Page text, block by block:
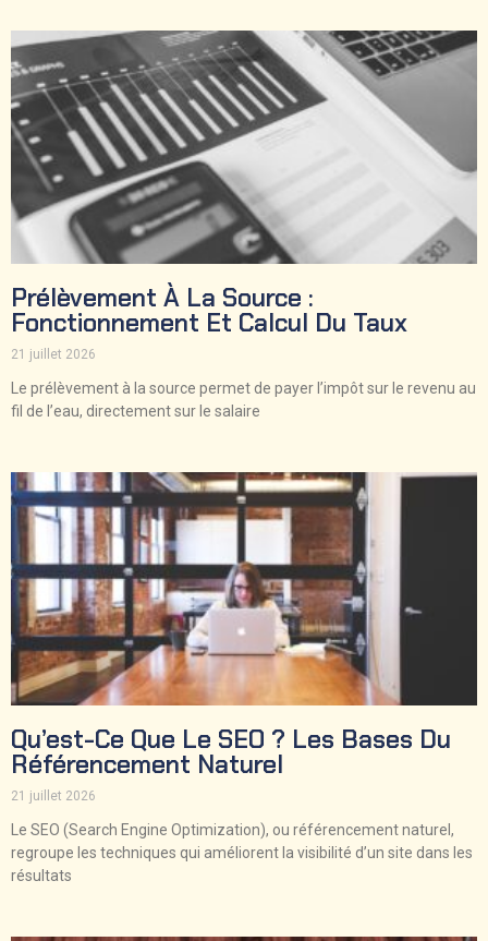
Prélèvement À La Source :
Fonctionnement Et Calcul Du Taux
21 juillet 2026
Le prélèvement à la source permet de payer l’impôt sur le revenu au
fil de l’eau, directement sur le salaire
Qu’est-Ce Que Le SEO ? Les Bases Du
Référencement Naturel
21 juillet 2026
Le SEO (Search Engine Optimization), ou référencement naturel,
regroupe les techniques qui améliorent la visibilité d’un site dans les
résultats